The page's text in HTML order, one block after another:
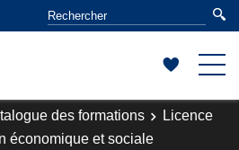
des formations
Licence
économique et sociale